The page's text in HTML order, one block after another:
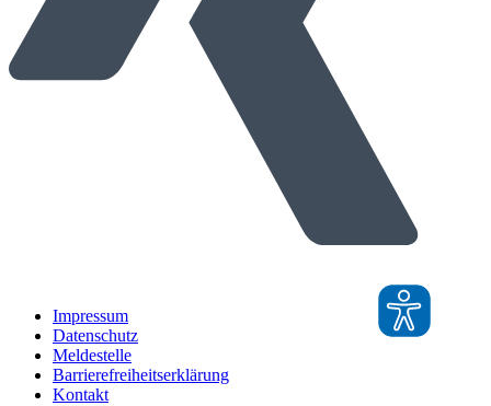
Impressum
Datenschutz
Meldestelle
Barrierefreiheitserklärung
Kontakt